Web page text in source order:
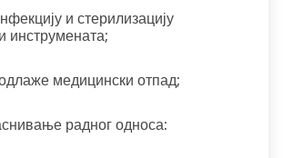
и стерилизацију
инструмената;
медицински отпад;
радног односа: